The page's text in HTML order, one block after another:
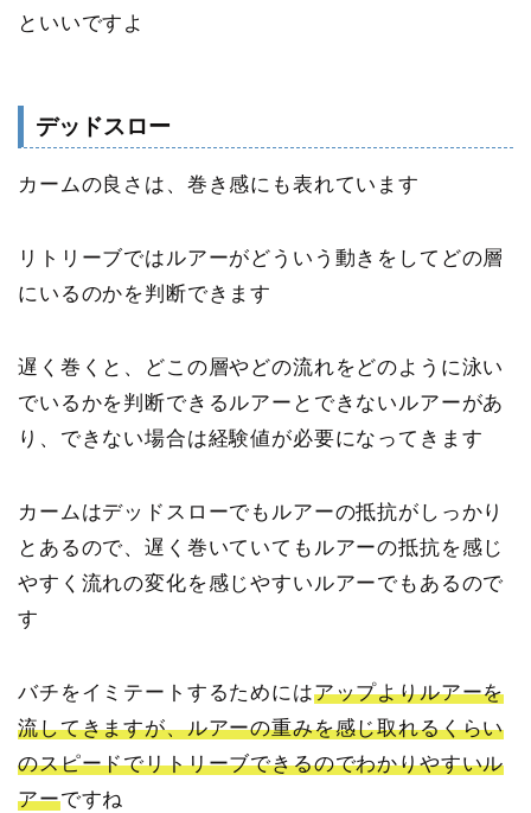
といいですよ
デッドスロー
カームの良さは、巻き感にも表れています
リトリーブではルアーがどういう動きをしてどの層
にいるのかを判断できます
遅く巻くと、どこの層やどの流れをどのように泳い
でいるかを判断できるルアーとできないルアーがあ
り、できない場合は経験値が必要になってきます
カームはデッドスローでもルアーの抵抗がしっかり
とあるので、遅く巻いていてもルアーの抵抗を感じ
やすく流れの変化を感じやすいルアーでもあるので
す
バチをイミテートするためにはアップよりルアーを
流してきますが、ルアーの重みを感じ取れるくらい
のスピードでリトリーブできるのでわかりやすいル
アーですね